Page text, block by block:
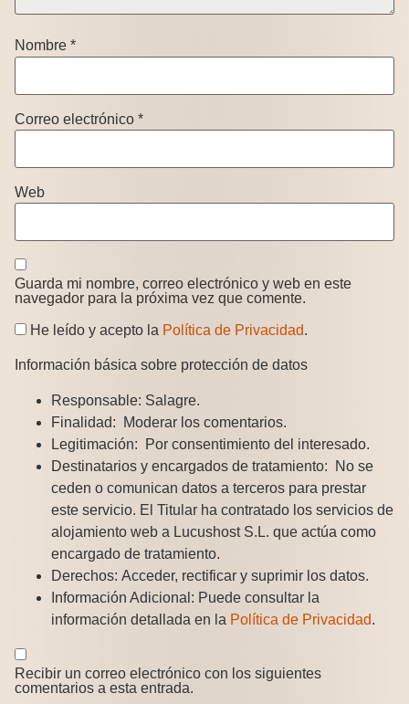
Nombre *
Correo electrónico *
Web
Guarda mi nombre, correo electrónico y web en este
navegador para la próxima vez que comente.
He leído y acepto la Política de Privacidad.
Información básica sobre protección de datos
Responsable: Salagre.
Finalidad: Moderar los comentarios.
Legitimación: Por consentimiento del interesado.
Destinatarios y encargados de tratamiento: No se
ceden o comunican datos a terceros para prestar
este servicio. El Titular ha contratado los servicios de
alojamiento web a Lucushost S.L. que actúa como
encargado de tratamiento.
Derechos: Acceder, rectificar y suprimir los datos.
Información Adicional: Puede consultar la
información detallada en la Política de Privacidad.
Recibir un correo electrónico con los siguientes
comentarios a esta entrada.